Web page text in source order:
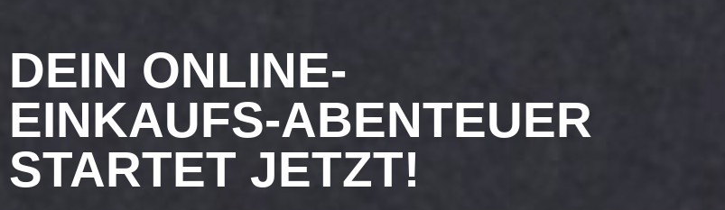
DEIN ONLINE-
EINKAUFS-ABENTEUER
STARTET JETZT!